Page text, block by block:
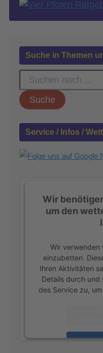
Suche in Themen
c
h
n
c
Service / Infos /
Wir
um den
Wir verwenden
einzubetten.
Ihren Aktivitäten
Details durch und
des Service zu,